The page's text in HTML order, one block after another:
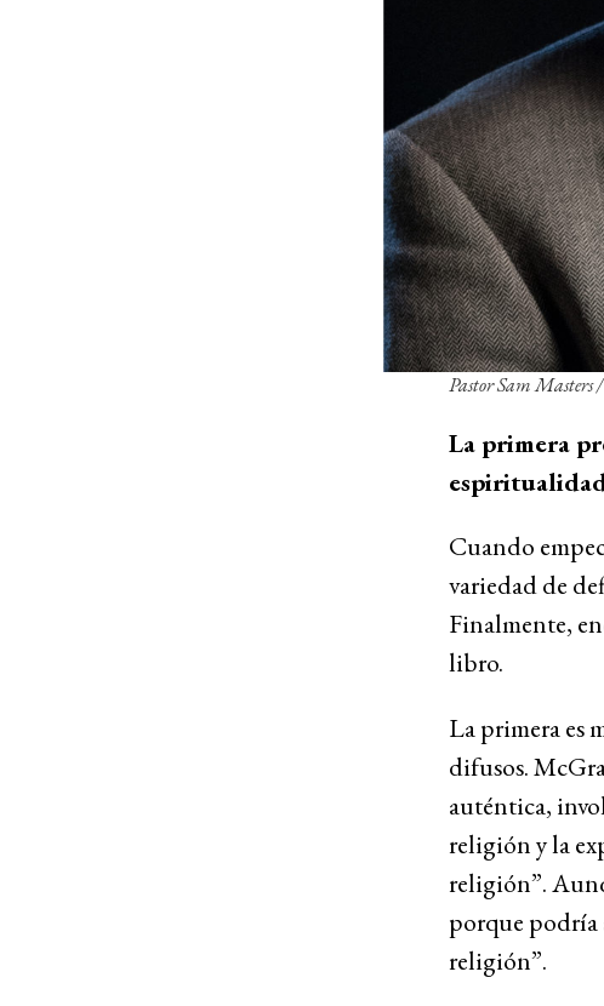
Pastor Sam Masters
La primera
Cuando
variedad de
Finalmente,
libro.
La primera es
difusos.
auténtica,
religión y la
religión”.
porque podría
religión”.